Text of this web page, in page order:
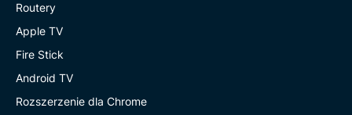
Routery
Apple TV
Fire Stick
Android TV
Rozszerzenie dla Chrome